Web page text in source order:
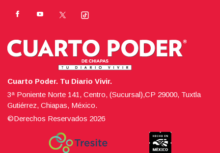
Cuarto Poder. Tu Diario Vivir.
3ª Poniente Norte 141, Centro, (Sucursal),CP 29000, Tuxtla
Gutiérrez, Chiapas, México.
©Derechos Reservados 2026